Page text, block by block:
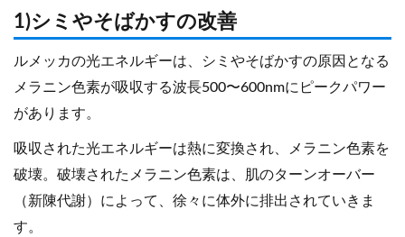
1)シミやそばかすの改善
ルメッカの光エネルギーは、シミやそばかすの原因となる
メラニン色素が吸収する波長500〜600nmにピークパワー
があります。
吸収された光エネルギーは熱に変換され、メラニン色素を
破壊。破壊されたメラニン色素は、肌のターンオーバー
（新陳代謝）によって、徐々に体外に排出されていきま
す。